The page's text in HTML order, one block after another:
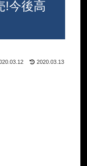
!今後高
2020.03.13